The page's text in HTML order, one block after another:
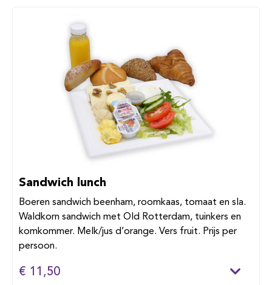
Sandwich lunch
Boeren sandwich beenham, roomkaas, tomaat en sla.
Waldkorn sandwich met Old Rotterdam, tuinkers en
komkommer. Melk/jus d’orange. Vers fruit. Prijs per
persoon.
€ 11,50